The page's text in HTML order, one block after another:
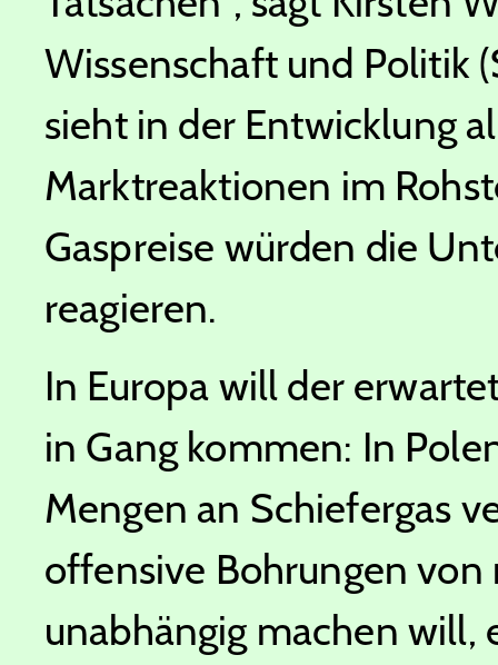
Wissenschaft und Politik
sieht in der Entwicklung
Marktreaktionen im
Gaspreise würden die
reagieren.
In Europa will der
in Gang kommen: In
Mengen an Schiefergas
offensive Bohrungen von
unabhängig machen will,